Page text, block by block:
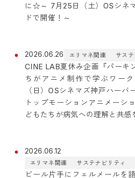
に☆～ 7月25日（土）OSシネ
ドで開催！～
2026.06.26 エリマネ関連 サス
CINE LAB夏休み企画『パーキ
ちがアニメ制作で学ぶワー
（日）OSシネマズ神戸ハーバ
トップモーションアニメーシ
どもたちが病気への理解と共感
2026.06.12
エリマネ関連 サステナビリティ
ビール片手にフェルメールを